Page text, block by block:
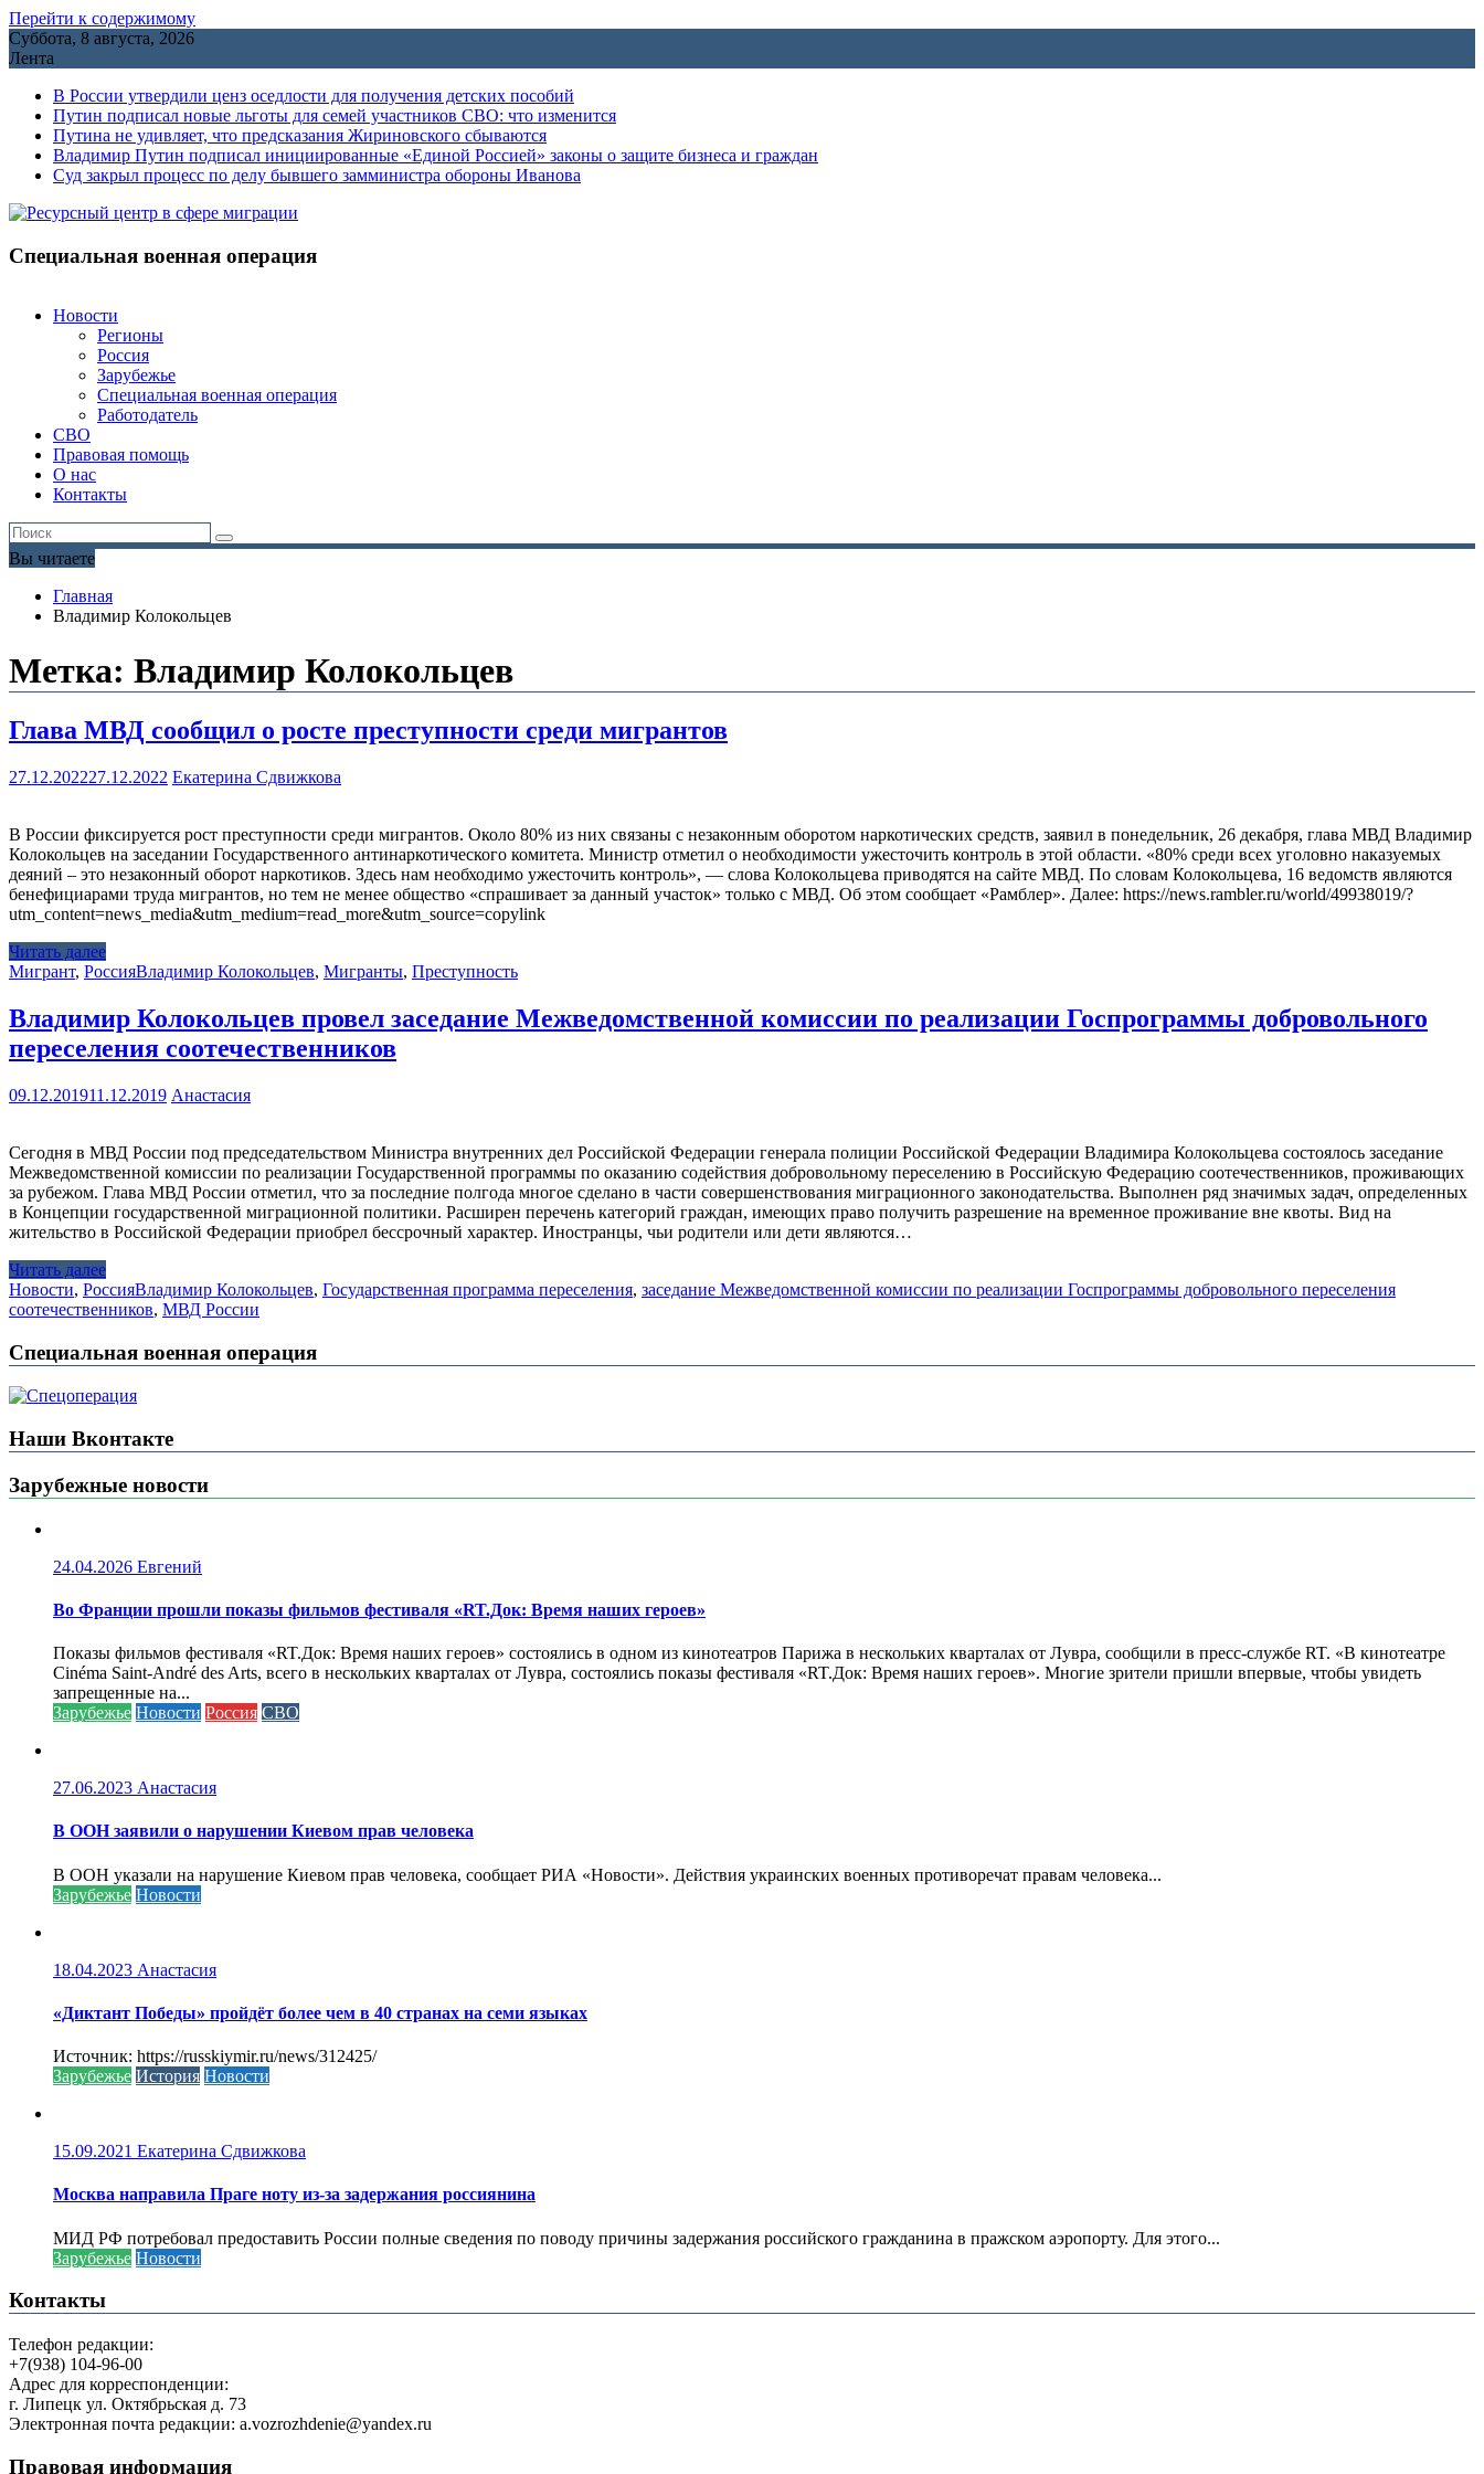
Перейти к содержимому
Суббота, 8 августа, 2026
Лента
В России утвердили ценз оседлости для получения детских пособий
Путин подписал новые льготы для семей участников СВО: что изменится
Путина не удивляет, что предсказания Жириновского сбываются
Владимир Путин подписал инициированные «Единой Россией» законы о защите бизнеса и граждан
Cуд закрыл процесс по делу бывшего замминистра обороны Иванова
Специальная военная операция
Новости
Регионы
Россия
Зарубежье
Специальная военная операция
Работодатель
СВО
Правовая помощь
О нас
Контакты
Вы читаете
Главная
Владимир Колокольцев
Метка: Владимир Колокольцев
Глава МВД сообщил о росте преступности среди мигрантов
27.12.202227.12.2022 Екатерина Сдвижкова
В России фиксируется рост преступности среди мигрантов. Около 80% из них связаны с незаконным оборотом наркотических средств, заявил в понедельник, 26 декабря, глава МВД Владимир
Колокольцев на заседании Государственного антинаркотического комитета. Министр отметил о необходимости ужесточить контроль в этой области. «80% среди всех уголовно наказуемых
деяний – это незаконный оборот наркотиков. Здесь нам необходимо ужесточить контроль», — слова Колокольцева приводятся на сайте МВД. По словам Колокольцева, 16 ведомств являются
бенефициарами труда мигрантов, но тем не менее общество «спрашивает за данный участок» только с МВД. Об этом сообщает «Рамблер». Далее: https://news.rambler.ru/world/49938019/?
utm_content=news_media&utm_medium=read_more&utm_source=copylink
Читать далее
Мигрант, РоссияВладимир Колокольцев, Мигранты, Преступность
Владимир Колокольцев провел заседание Межведомственной комиссии по реализации Госпрограммы добровольного
переселения соотечественников
09.12.201911.12.2019 Анастасия
Сегодня в МВД России под председательством Министра внутренних дел Российской Федерации генерала полиции Российской Федерации Владимира Колокольцева состоялось заседание
Межведомственной комиссии по реализации Государственной программы по оказанию содействия добровольному переселению в Российскую Федерацию соотечественников, проживающих
за рубежом. Глава МВД России отметил, что за последние полгода многое сделано в части совершенствования миграционного законодательства. Выполнен ряд значимых задач, определенных
в Концепции государственной миграционной политики. Расширен перечень категорий граждан, имеющих право получить разрешение на временное проживание вне квоты. Вид на
жительство в Российской Федерации приобрел бессрочный характер. Иностранцы, чьи родители или дети являются…
Читать далее
Новости, РоссияВладимир Колокольцев, Государственная программа переселения, заседание Межведомственной комиссии по реализации Госпрограммы добровольного переселения
соотечественников, МВД России
Специальная военная операция
Наши Вконтакте
Зарубежные новости
24.04.2026 Евгений
Во Франции прошли показы фильмов фестиваля «RT.Док: Время наших героев»
Показы фильмов фестиваля «RT.Док: Время наших героев» состоялись в одном из кинотеатров Парижа в нескольких кварталах от Лувра, сообщили в пресс-службе RT. «В кинотеатре
Cinéma Saint-André des Arts, всего в нескольких кварталах от Лувра, состоялись показы фестиваля «RT.Док: Время наших героев». Многие зрители пришли впервые, чтобы увидеть
запрещенные на...
Зарубежье Новости Россия СВО
27.06.2023 Анастасия
В ООН заявили о нарушении Киевом прав человека
В ООН указали на нарушение Киевом прав человека, сообщает РИА «Новости». Действия украинских военных противоречат правам человека...
Зарубежье Новости
18.04.2023 Анастасия
«Диктант Победы» пройдёт более чем в 40 странах на семи языках
Источник: https://russkiymir.ru/news/312425/
Зарубежье История Новости
15.09.2021 Екатерина Сдвижкова
Москва направила Праге ноту из-за задержания россиянина
МИД РФ потребовал предоставить России полные сведения по поводу причины задержания российского гражданина в пражском аэропорту. Для этого...
Зарубежье Новости
Контакты
Телефон редакции:
+7(938) 104-96-00
Адрес для корреспонденции:
г. Липецк ул. Октябрьская д. 73
Электронная почта редакции: a.vozrozhdenie@yandex.ru
Правовая информация